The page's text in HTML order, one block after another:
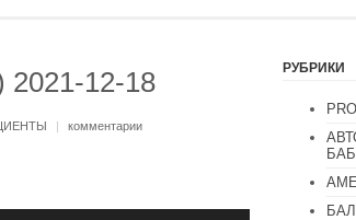
2021-12-18
| комментарии
РУБРИКИ